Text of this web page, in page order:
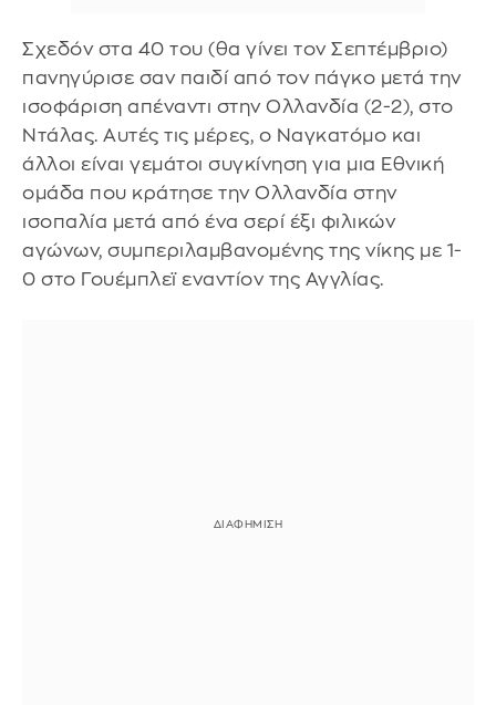
Σχεδόν στα 40 του (θα γίνει τον Σεπτέμβριο)
πανηγύρισε σαν παιδί από τον πάγκο μετά την
ισοφάριση απέναντι στην Ολλανδία (2-2), στο
Ντάλας. Αυτές τις μέρες, ο Ναγκατόμο και
άλλοι είναι γεμάτοι συγκίνηση για μια Εθνική
ομάδα που κράτησε την Ολλανδία στην
ισοπαλία μετά από ένα σερί έξι φιλικών
αγώνων, συμπεριλαμβανομένης της νίκης με 1-
0 στο Γουέμπλεϊ εναντίον της Αγγλίας.